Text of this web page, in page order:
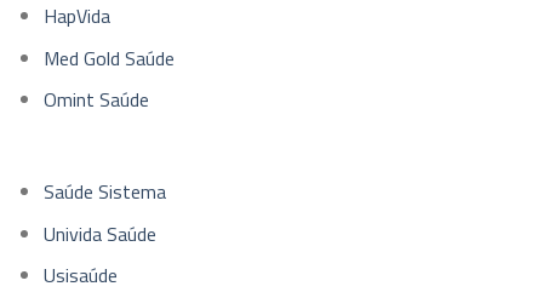
HapVida
Med Gold Saúde
Omint Saúde
Saúde Sistema
Univida Saúde
Usisaúde